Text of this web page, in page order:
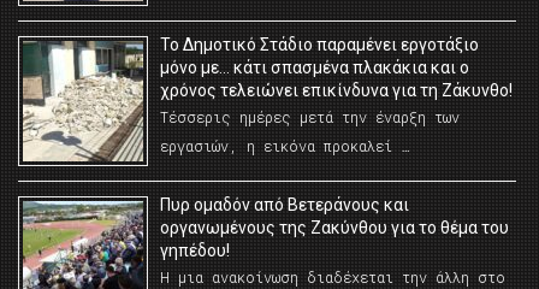
Το Δημοτικό Στάδιο παραμένει εργοτάξιο
μόνο με… κάτι σπασμένα πλακάκια και ο
χρόνος τελειώνει επικίνδυνα για τη Ζάκυνθο!
Τέσσερις ημέρες μετά την έναρξη των
εργασιών, η εικόνα προκαλεί …
Πυρ ομαδόν από Βετεράνους και
οργανωμένους της Ζακύνθου για το θέμα του
γηπέδου!
Η μια ανακοίνωση διαδέχεται την άλλη στο